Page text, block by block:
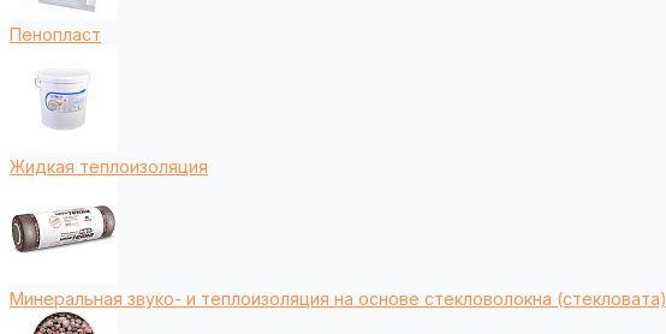
Пенопласт
Жидкая теплоизоляция
Минеральная звуко- и теплоизоляция на основе стекловолокна (стекловата)